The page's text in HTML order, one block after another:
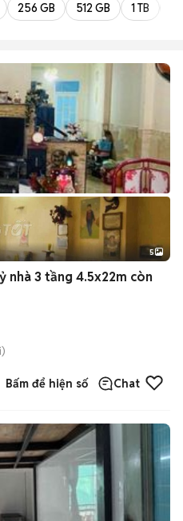
256 GB 512 GB 1 TB
5
nhà 3 tầng 4.5x22m còn
Bấm để hiện số Chat